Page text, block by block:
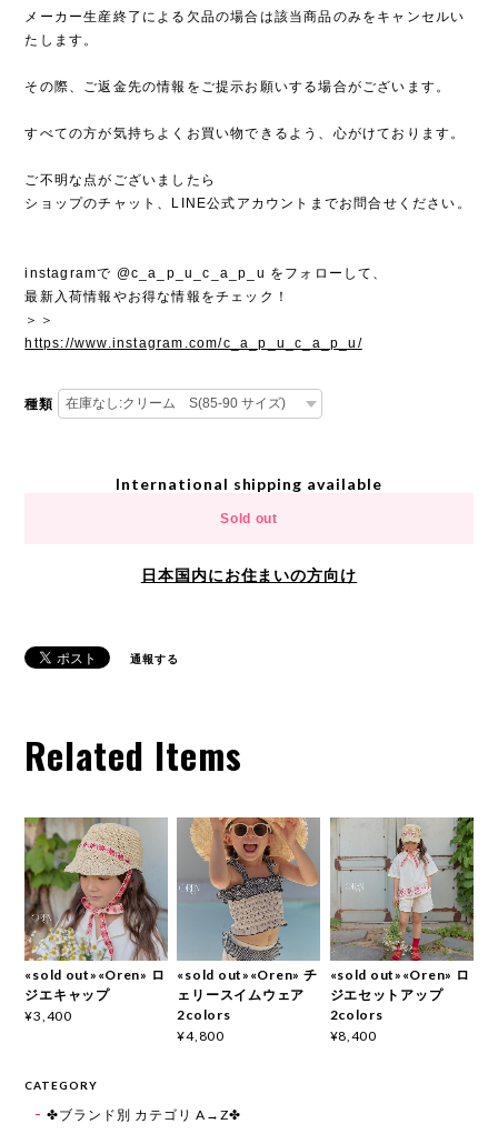
メーカー生産終了による欠品の場合は該当商品のみをキャンセルい
たします。
その際、ご返金先の情報をご提示お願いする場合がございます。
すべての方が気持ちよくお買い物できるよう、心がけております。
ご不明な点がございましたら
ショップのチャット、LINE公式アカウントまでお問合せください。
instagramで @c_a_p_u_c_a_p_u をフォローして、
最新入荷情報やお得な情報をチェック！
＞＞
https://www.instagram.com/c_a_p_u_c_a_p_u/
種類
International shipping available
Sold out
日本国内にお住まいの方向け
通報する
Related Items
«sold out»«Oren» ロ
ジエキャップ
¥3,400
«sold out»«Oren» チ
ェリースイムウェア
2colors
¥4,800
«sold out»«Oren» ロ
ジエセットアップ
2colors
¥8,400
CATEGORY
✤ブランド別 カテゴリ A→Z✤